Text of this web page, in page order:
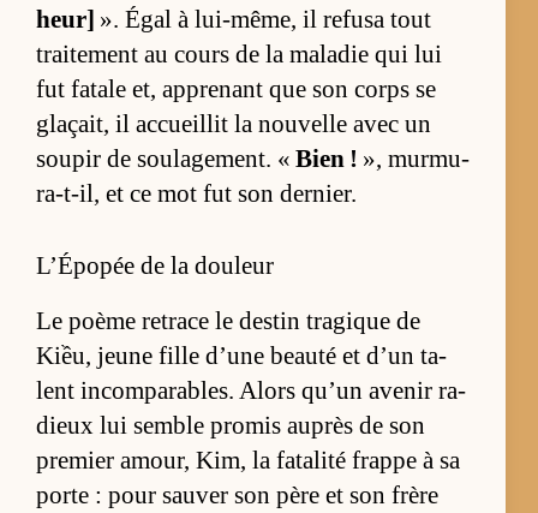
heur] ». Égal à lui-mê­me, il re­fusa tout
trai­te­ment au cours de la ma­la­die qui lui
fut fa­tale et, ap­pre­nant que son corps se
glaçait, il ac­cueillit la nou­velle avec un
sou­pir de sou­la­ge­ment. « Bien ! », mur­mu­
ra-t-il, et ce mot fut son der­nier.
L’Épopée de la douleur
Le poème re­trace le des­tin tra­gique de
Kiều, jeune fille d’une beauté et d’un ta­
lent in­com­pa­rables. Alors qu’un ave­nir ra­
dieux lui semble pro­mis au­près de son
pre­mier amour, Kim, la fa­ta­lité frappe à sa
porte : pour sau­ver son père et son frère